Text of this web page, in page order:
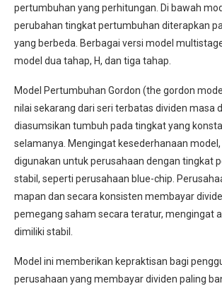
pertumbuhan yang perhitungan. Di bawah
perubahan tingkat pertumbuhan diterapkan
yang berbeda. Berbagai versi model
model dua tahap, H, dan tiga tahap.
Model Pertumbuhan Gordon (the gordon
nilai sekarang dari seri terbatas dividen masa
diasumsikan tumbuh pada tingkat yang
selamanya. Mengingat kesederhanaan
digunakan untuk perusahaan dengan tingkat
stabil, seperti perusahaan blue-chip.
mapan dan secara konsisten membayar
pemegang saham secara teratur, mengingat
dimiliki stabil.
Model ini memberikan kepraktisan bagi
perusahaan yang membayar dividen paling